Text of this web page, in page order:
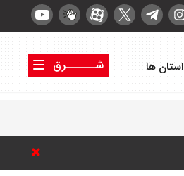
استان ها
شــــــرق